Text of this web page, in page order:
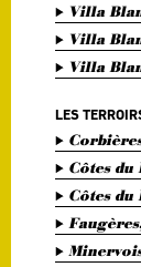
Villa
Villa
Villa
LES
Côtes
Côtes